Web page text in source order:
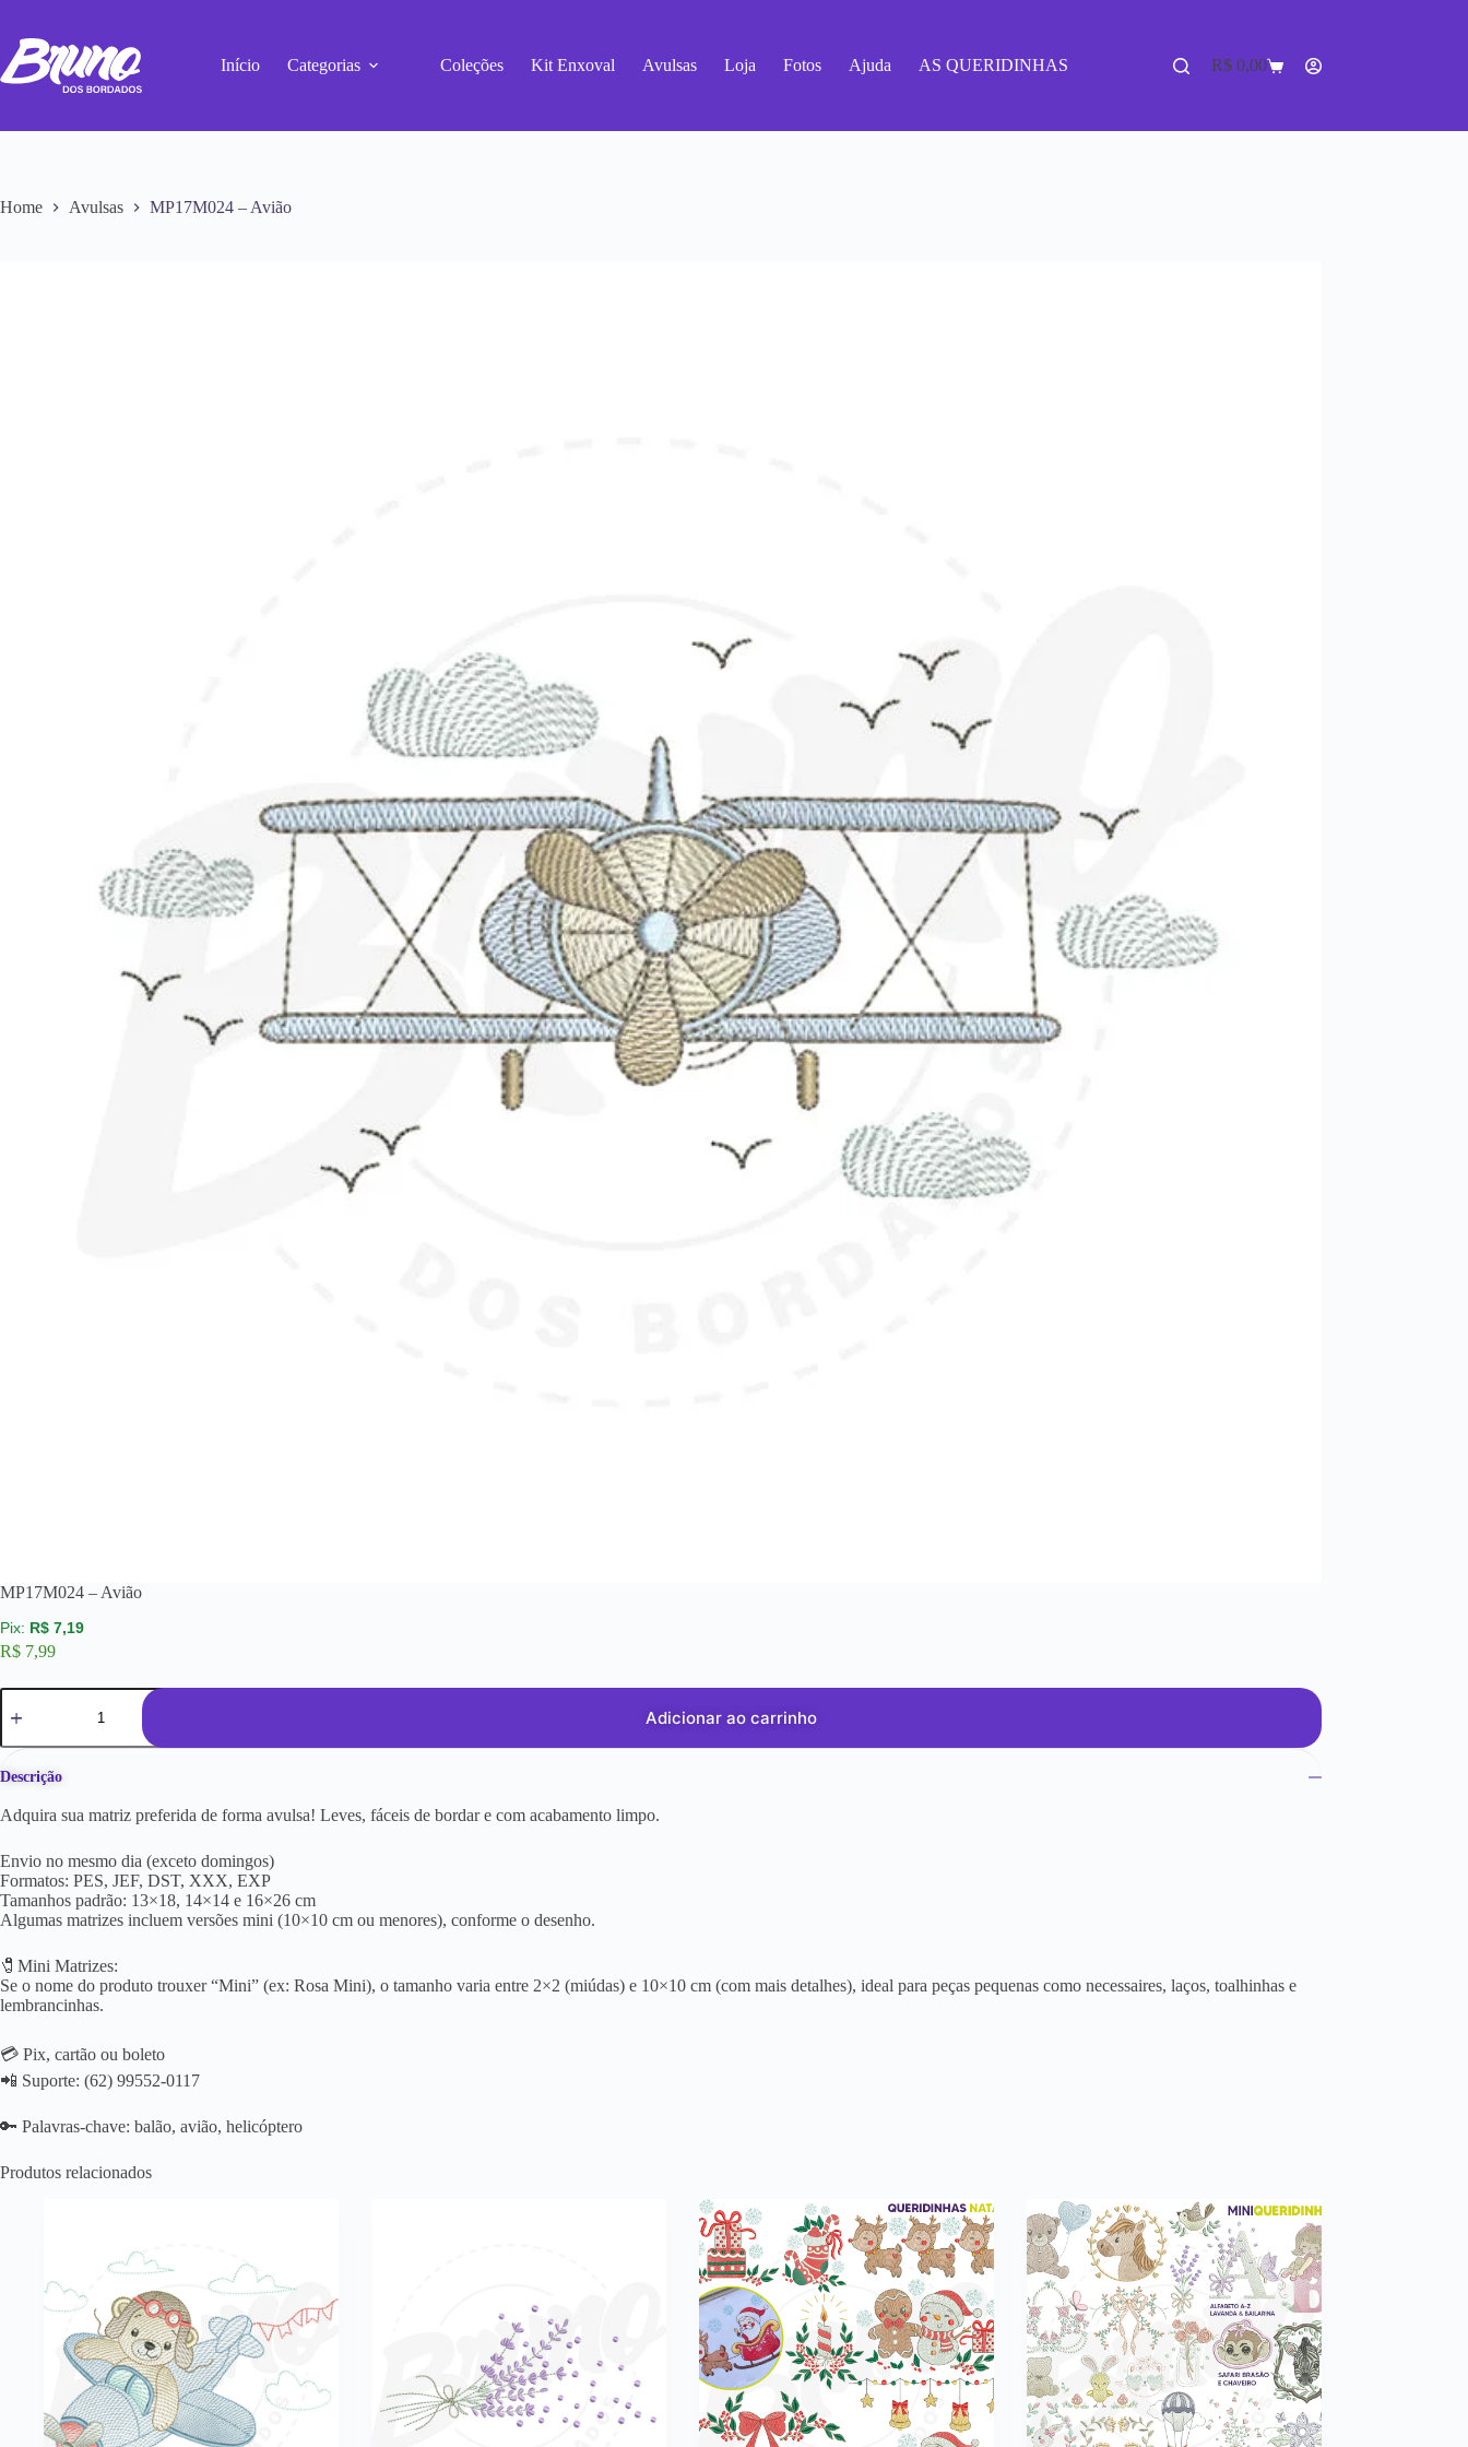
Início Categorias Coleções Kit Enxoval Avulsas Loja Fotos Ajuda AS QUERIDINHAS R$0,00
Home Avulsas MP17M024 – Avião
MP17M024 – Avião
R$ 7,19
R$ 7,99
Adicionar ao carrinho
Descrição
Adquira sua matriz preferida de forma avulsa! Leves, fáceis de bordar e com acabamento limpo.
Envio no mesmo dia (exceto domingos)
Formatos: PES, JEF, DST, XXX, EXP
Tamanhos padrão: 13×18, 14×14 e 16×26 cm
Algumas matrizes incluem versões mini (10×10 cm ou menores), conforme o desenho.
🧷Mini Matrizes:
Se o nome do produto trouxer “Mini” (ex: Rosa Mini), o tamanho varia entre 2×2 (miúdas) e 10×10 cm (com mais detalhes), ideal para peças pequenas como necessaires, laços, toalhinhas e
lembrancinhas.
💳 Pix, cartão ou boleto
📲 Suporte: (62) 99552-0117
🔑 Palavras-chave: balão, avião, helicóptero
Produtos relacionados